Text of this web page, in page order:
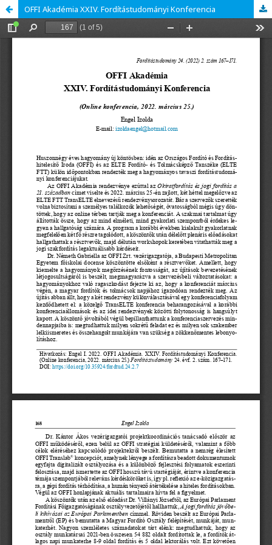
OFFI Akadémia XXIV. Fordítástudományi Konferencia